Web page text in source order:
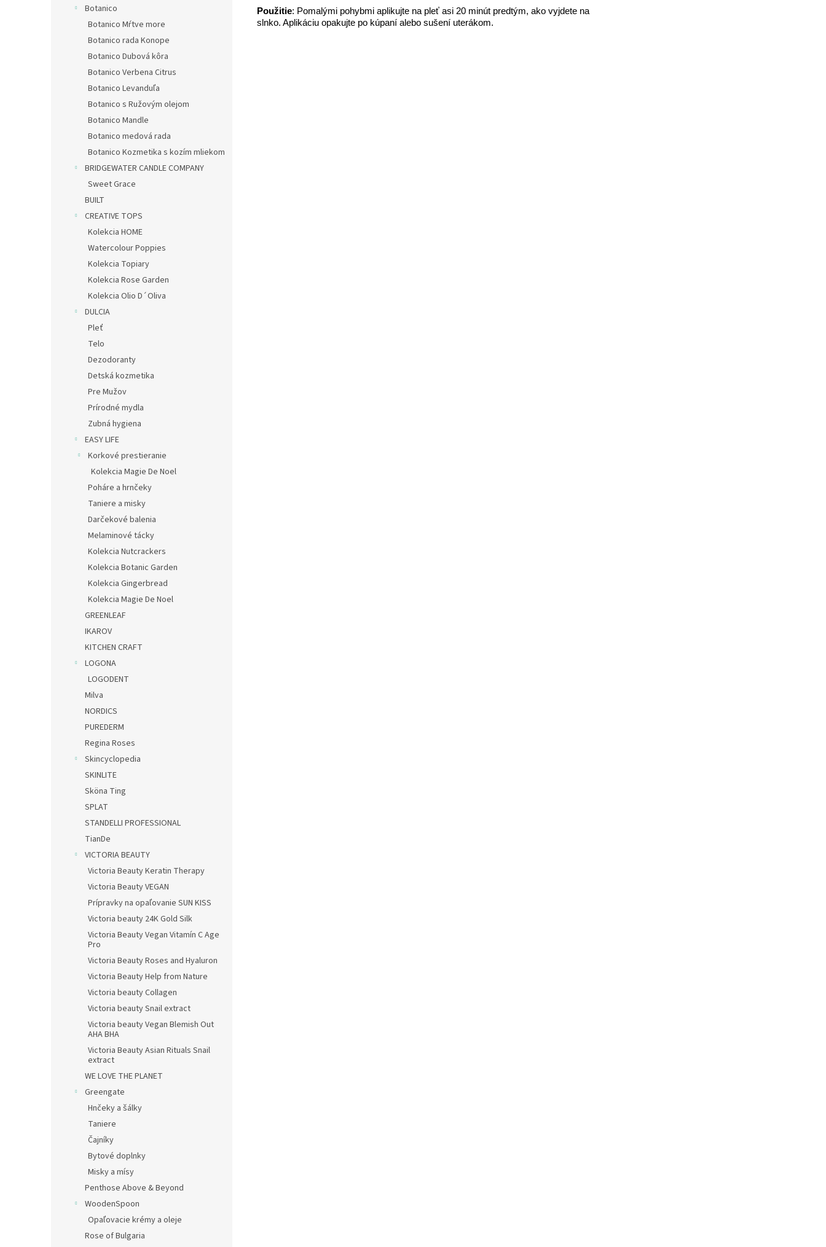
Botanico
Botanico Mŕtve more
Botanico rada Konope
Botanico Dubová kôra
Botanico Verbena Citrus
Botanico Levanduľa
Botanico s Ružovým olejom
Botanico Mandle
Botanico medová rada
Botanico Kozmetika s kozím mliekom
BRIDGEWATER CANDLE COMPANY
Sweet Grace
BUILT
CREATIVE TOPS
Kolekcia HOME
Watercolour Poppies
Kolekcia Topiary
Kolekcia Rose Garden
Kolekcia Olio D´Oliva
DULCIA
Pleť
Telo
Dezodoranty
Detská kozmetika
Pre Mužov
Prírodné mydla
Zubná hygiena
EASY LIFE
Korkové prestieranie
Kolekcia Magie De Noel
Poháre a hrnčeky
Taniere a misky
Darčekové balenia
Melaminové tácky
Kolekcia Nutcrackers
Kolekcia Botanic Garden
Kolekcia Gingerbread
Kolekcia Magie De Noel
GREENLEAF
IKAROV
KITCHEN CRAFT
LOGONA
LOGODENT
Milva
NORDICS
PUREDERM
Regina Roses
Skincyclopedia
SKINLITE
Sköna Ting
SPLAT
STANDELLI PROFESSIONAL
TianDe
VICTORIA BEAUTY
Victoria Beauty Keratin Therapy
Victoria Beauty VEGAN
Prípravky na opaľovanie SUN KISS
Victoria beauty 24K Gold Silk
Victoria Beauty Vegan Vitamín C Age
Pro
Victoria Beauty Roses and Hyaluron
Victoria Beauty Help from Nature
Victoria beauty Collagen
Victoria beauty Snail extract
Victoria beauty Vegan Blemish Out
AHA BHA
Victoria Beauty Asian Rituals Snail
extract
WE LOVE THE PLANET
Greengate
Hnčeky a šálky
Taniere
Čajníky
Bytové doplnky
Misky a mísy
Penthose Above & Beyond
WoodenSpoon
Opaľovacie krémy a oleje
Rose of Bulgaria
Použitie: Pomalými pohybmi aplikujte na pleť asi 20 minút predtým, ako vyjdete na
slnko. Aplikáciu opakujte po kúpaní alebo sušení uterákom.